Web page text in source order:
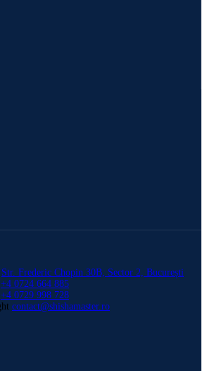
Str. Frederic Chopin 30B, Sector 2, București
+4 0724 664 885
+4 0729 998 728
contact@shishamaster.ro